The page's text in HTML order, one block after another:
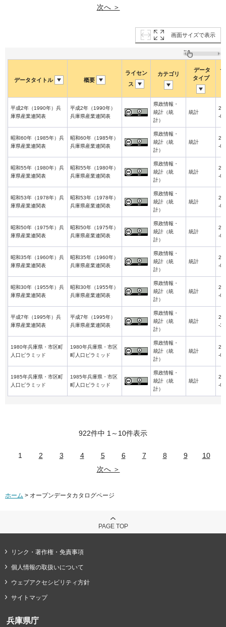
次へ ＞
画面サイズで表示
データタイトル 概要
ライセン
ス
カテゴリ
データ
タイプ
平成2年（1990年）兵
庫県産業連関表
平成2年（1990年）
兵庫県産業連関表
県政情報・
統計（統
計）
統計
-01
昭和60年（1985年）兵
庫県産業連関表
昭和60年（1985年）
兵庫県産業連関表
県政情報・
統計（統
計）
統計
-01
昭和55年（1980年）兵
庫県産業連関表
昭和55年（1980年）
兵庫県産業連関表
県政情報・
統計（統
計）
統計
-01
昭和53年（1978年）兵
庫県産業連関表
昭和53年（1978年）
兵庫県産業連関表
県政情報・
統計（統
計）
統計
-01
昭和50年（1975年）兵
庫県産業連関表
昭和50年（1975年）
兵庫県産業連関表
県政情報・
統計（統
計）
統計
-01
昭和35年（1960年）兵
庫県産業連関表
昭和35年（1960年）
兵庫県産業連関表
県政情報・
統計（統
計）
統計
-01
昭和30年（1955年）兵
庫県産業連関表
昭和30年（1955年）
兵庫県産業連関表
県政情報・
統計（統
計）
統計
-01
平成7年（1995年）兵
庫県産業連関表
平成7年（1995年）
兵庫県産業連関表
県政情報・
統計（統
計）
統計
-31
1980年兵庫県・市区町
人口ピラミッド
1980年兵庫県・市区
町人口ピラミッド
県政情報・
統計（統
計）
統計
-01
1985年兵庫県・市区町
人口ピラミッド
1985年兵庫県・市区
町人口ピラミッド
県政情報・
統計（統
計）
統計
-01
922件中 1～10件表示
1 2 3 4 5 6 7 8 9
10
次へ ＞
ホーム > オープンデータカタログページ
PAGE TOP
リンク・著作権・免責事項
個人情報の取扱いについて
ウェブアクセシビリティ方針
サイトマップ
兵庫県庁